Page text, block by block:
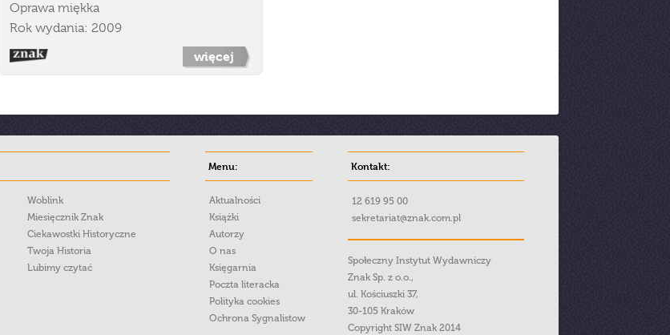
Oprawa miękka
Rok wydania: 2009
więcej
Woblink
Miesięcznik Znak
Ciekawostki Historyczne
Twoja Historia
Lubimy czytać
Menu:
Aktualności
Książki
Autorzy
O nas
Księgarnia
Poczta literacka
Polityka cookies
Ochrona Sygnalistow
Kontakt:
12 619 95 00
sekretariat@znak.com.pl
Społeczny Instytut Wydawniczy
Znak Sp. z o.o.,
ul. Kościuszki 37,
30-105 Kraków
Copyright SIW Znak 2014